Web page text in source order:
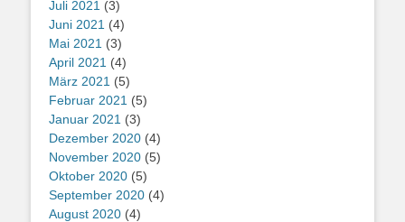
Juli 2021 (3)
Juni 2021 (4)
Mai 2021 (3)
April 2021 (4)
März 2021 (5)
Februar 2021 (5)
Januar 2021 (3)
Dezember 2020 (4)
November 2020 (5)
Oktober 2020 (5)
September 2020 (4)
August 2020 (4)